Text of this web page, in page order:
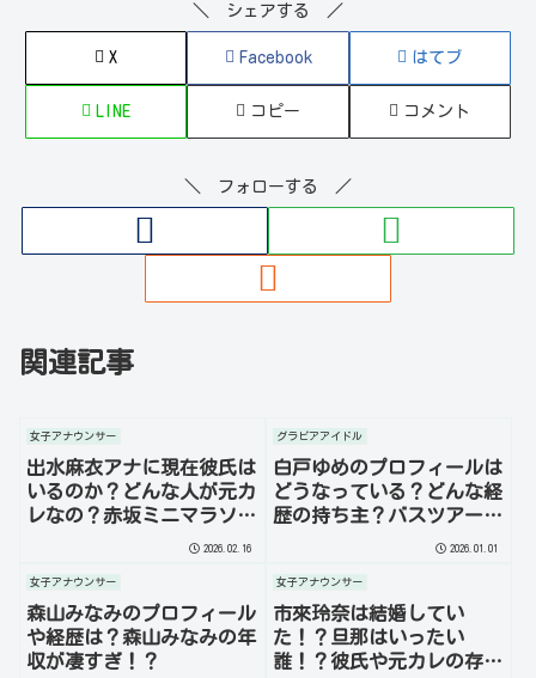
＼ シェアする ／
X Facebook はてブ
LINE コピー コメント
＼ フォローする ／
関連記事
女子アナウンサー
出水麻衣アナに現在彼氏は
いるのか？どんな人が元カ
レなの？赤坂ミニマラソン
に出場したのでしょうか？
2026.02.16
グラビアアイドル
白戸ゆめのプロフィールは
どうなっている？どんな経
歴の持ち主？バスツアーと
はいったい何？を徹底調
2026.01.01
女子アナウンサー
森山みなみのプロフィール
や経歴は？森山みなみの年
収が凄すぎ！？
女子アナウンサー
市來玲奈は結婚してい
た！？旦那はいったい
誰！？彼氏や元カレの存在